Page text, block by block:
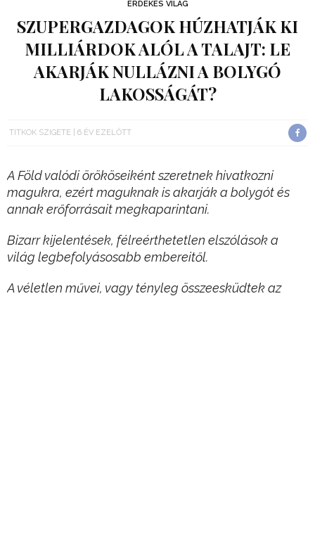
ÉRDEKES VILÁG
SZUPERGAZDAGOK HÚZHATJÁK KI
MILLIÁRDOK ALÓL A TALAJT: LE
AKARJÁK NULLÁZNI A BOLYGÓ
LAKOSSÁGÁT?
TITKOK SZIGETE 6 ÉV EZELŐTT
A Föld valódi örököseiként szeretnek hivatkozni
magukra, ezért maguknak is akarják a bolygót és
annak erőforrásait megkaparintani.
Bizarr kijelentések, félreérthetetlen elszólások a
világ legbefolyásosabb embereitől.
A véletlen művei, vagy tényleg összeesküdtek az